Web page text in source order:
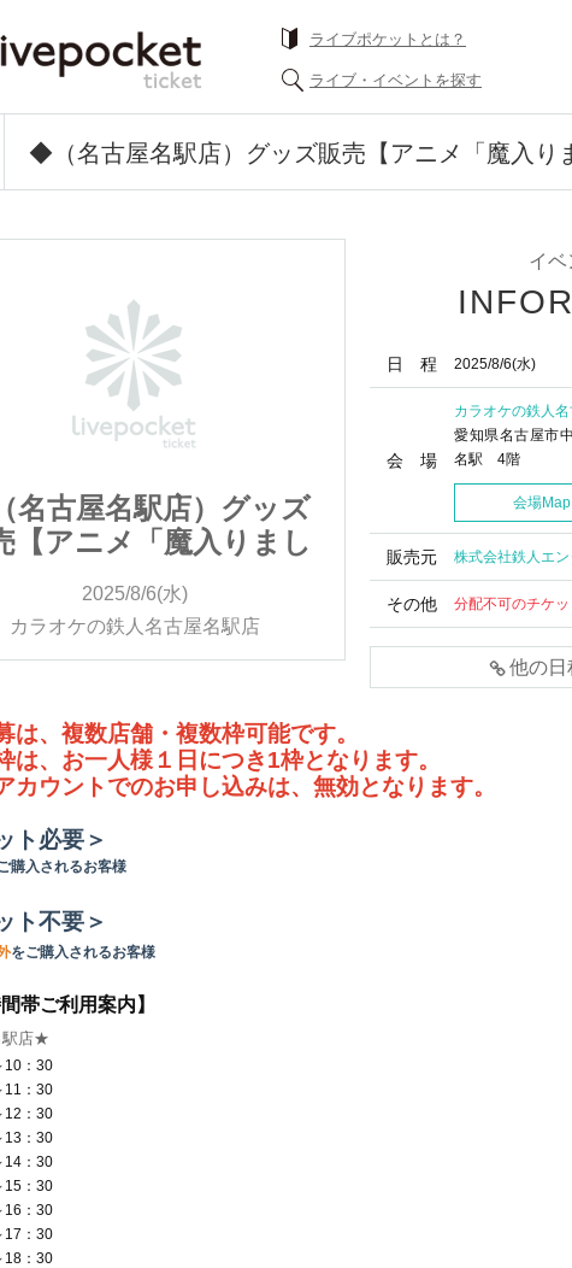
ライブポケットとは？
ライブ・イベントを探す
◆（名古屋名駅店）グッズ販売【アニメ「魔入り
名古屋名駅店）グッズ
【アニメ「魔入りまし
鉄人Vol.4】
2025/8/6(水)
カラオケの鉄人名古屋名駅店
◆（名古屋名
販売【アニメ
た！入間くん
鉄人
2025/8/
カラオケの鉄人
イベ
日 程 2025/8/6(水)
会 場
カラオケの鉄人
愛知県名古屋市
名駅 4階
会場
販売元 株式会社鉄人エ
その他 分配不可のチケ
他の日
は、複数店舗・複数枠可能です。
は、お一人様１日につき1枠となります。
カウントでのお申し込みは、無効となります。
ト必要＞
購入されるお客様
ト不要＞
をご購入されるお客様
帯ご利用案内】
駅店★
10：30
11：30
12：30
13：30
14：30
15：30
16：30
17：30
18：30